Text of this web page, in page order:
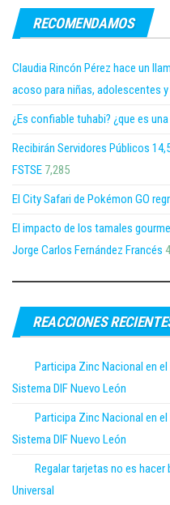
RECOMENDAMOS
Claudia Rincón Pérez hace un
acoso para niñas, adolescentes
¿Es confiable tuhabi? ¿que es
Recibirán Servidores Públicos
FSTSE 7,285
El City Safari de Pokémon GO
El impacto de los tamales
Jorge Carlos Fernández Francés
REACCIONES
Participa Zinc Nacional en
Sistema DIF Nuevo León
Participa Zinc Nacional en
Sistema DIF Nuevo León
Regalar tarjetas no es hacer
Universal